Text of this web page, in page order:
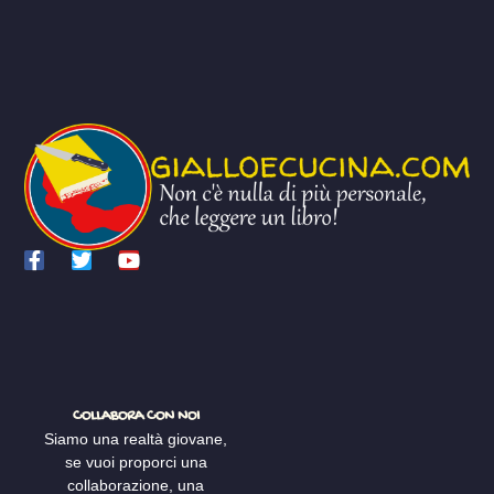
COLLABORA CON NOI
Siamo una realtà giovane,
se vuoi proporci una
collaborazione, una